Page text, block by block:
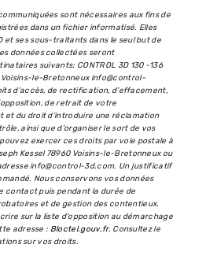
sont nécessaires aux fins de
dans un fichier informatisé. Elles
et ses sous-traitants dans le seul but de
données collectées seront
suivants: CONTROL 3D 130 -136
le-Bretonneux info@control-
d’accès, de rectification, d’effacement,
de retrait de votre
du droit d’introduire une réclamation
ainsi que d’organiser le sort de vos
exercer ces droits par voie postale à
Kessel 78960 Voisins-le-Bretonneux ou
info@control-3d.com. Un justificatif
Nous conservons vos données
contact puis pendant la durée de
et de gestion des contentieux.
sur la liste d'opposition au démarchage
adresse : Bloctel.gouv.fr. Consultez le
sur vos droits.